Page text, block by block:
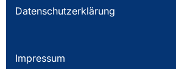
Datenschutzerklärung
Impressum